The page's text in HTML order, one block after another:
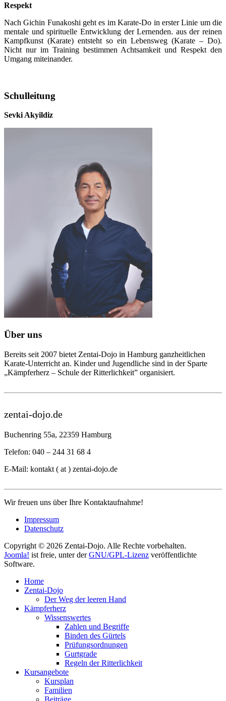
Respekt
Nach Gichin Funakoshi geht es im Karate-Do in erster Linie um die
mentale und spirituelle Entwicklung der Lernenden. aus der reinen
Kampfkunst (Karate) entsteht so ein Lebensweg (Karate – Do).
Nicht nur im Training bestimmen Achtsamkeit und Respekt den
Umgang miteinander.
Schulleitung
Sevki Akyildiz
Über uns
Bereits seit 2007 bietet Zentai-Dojo in Hamburg ganzheitlichen
Karate-Unterricht an. Kinder und Jugendliche sind in der Sparte
„Kämpferherz – Schule der Ritterlichkeit” organisiert.
zentai-dojo.de
Buchenring 55a, 22359 Hamburg
Telefon: 040 – 244 31 68 4
E-Mail: kontakt ( at ) zentai-dojo.de
Wir freuen uns über Ihre Kontaktaufnahme!
Impressum
Datenschutz
Copyright © 2026 Zentai-Dojo. Alle Rechte vorbehalten.
Joomla! ist freie, unter derGNU/GPL-Lizenz veröffentlichte
Software.
Home
Zentai-Dojo
Der Weg der leeren Hand
Kämpferherz
Wissenswertes
Zahlen und Begriffe
Binden des Gürtels
Prüfungsordnungen
Gurtgrade
Regeln der Ritterlichkeit
Kursangebote
Kursplan
Familien
Beiträge